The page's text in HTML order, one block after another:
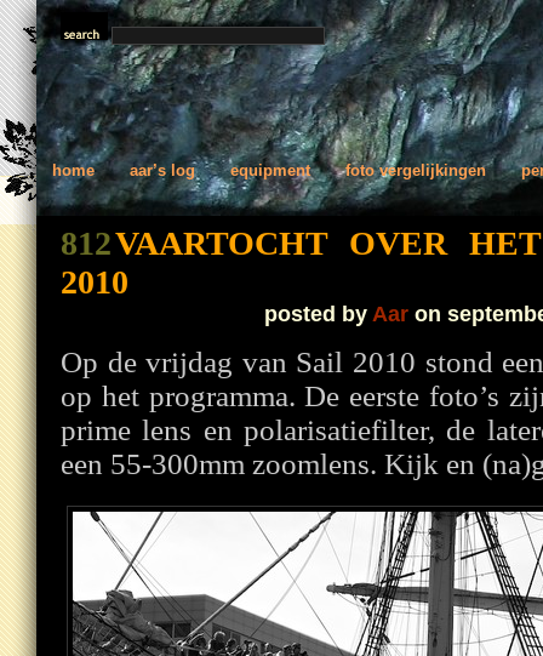
home aar’s log equipment foto vergelijkingen
812VAARTOCHT OVER
2010
posted by Aar on
Op de vrijdag van Sail 2010 stond
op het programma. De eerste foto’s
prime lens en polarisatiefilter, de
een 55-300mm zoomlens. Kijk en